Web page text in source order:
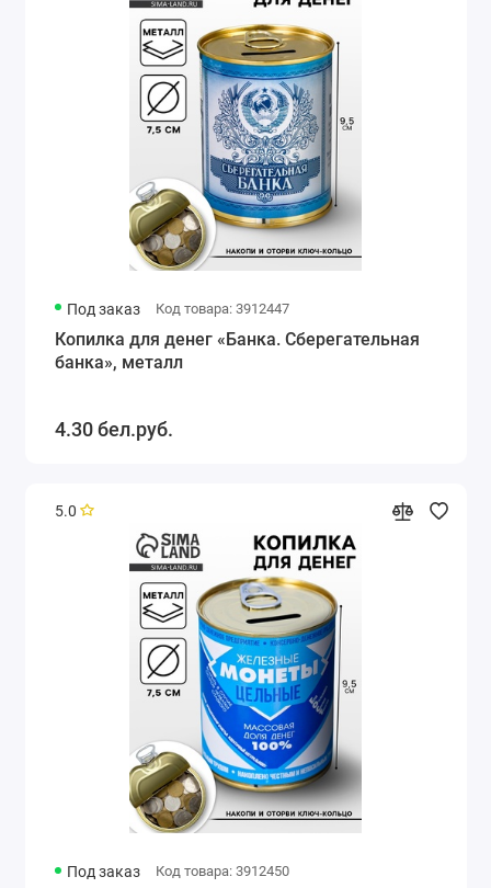
Под заказ Код товара: 3912447
Копилка для денег «Банка. Сберегательная
банка», металл
4.30 бел.руб.
5.0
Под заказ Код товара: 3912450